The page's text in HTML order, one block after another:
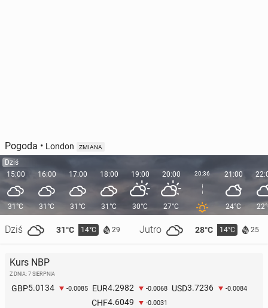
Pogoda • London ZMIANA
Dziś
15:00
31°C
Dziś 31°C 14°C 29 Jutro 28°C 14°C 25
16:00
31°C
17:00
31°C
18:00
31°C
19:00
30°C
20:00
27°C
20:36 21:00
24°C
Kurs NBP
Z DNIA: 7 SIERPNIA
GBP5.0134 -0.0085 EUR4.2982 -0.0068 USD3.7236 -0.0084
CHF4.6049 -0.0031